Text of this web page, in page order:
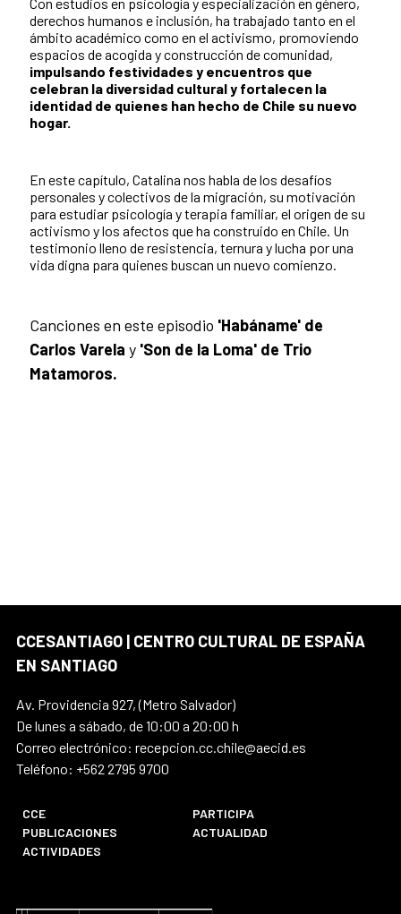
derechos humanos e inclusión, ha trabajado tanto en el
ámbito académico como en el activismo, promoviendo
espacios de acogida y construcción de comunidad,
impulsando festividades y encuentros que
celebran la diversidad cultural y fortalecen la
identidad de quienes han hecho de Chile su nuevo
hogar.
En este capítulo, Catalina nos habla de los desafíos
personales y colectivos de la migración, su motivación
para estudiar psicología y terapia familiar, el origen de su
activismo y los afectos que ha construido en Chile. Un
testimonio lleno de resistencia, ternura y lucha por una
vida digna para quienes buscan un nuevo comienzo.
Canciones en este episodio 'Habáname' de
Carlos Varela y 'Son de la Loma' de Trio
Matamoros.
CCESANTIAGO | CENTRO CULTURAL DE ESPAÑA
EN SANTIAGO
Av. Providencia 927, (Metro Salvador)
De lunes a sábado, de 10:00 a 20:00 h
Correo electrónico: recepcion.cc.chile@aecid.es
Teléfono: +562 2795 9700
CCE
PARTICIPA
PUBLICACIONES
ACTUALIDAD
ACTIVIDADES